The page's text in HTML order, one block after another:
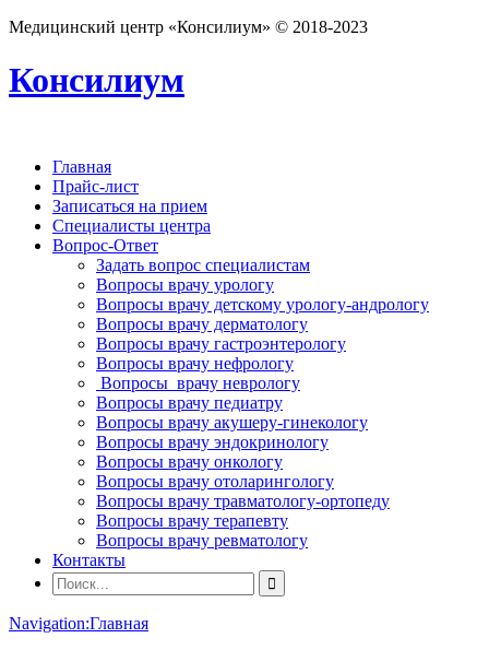
Медицинский центр «Консилиум» © 2018-2023
Консилиум
Главная
Прайс-лист
Записаться на прием
Специалисты центра
Вопрос-Ответ
Задать вопрос специалистам
Вопросы врачу урологу
Вопросы врачу детскому урологу-андрологу
Вопросы врачу дерматологу
Вопросы врачу гастроэнтерологу
Вопросы врачу нефрологу
Вопросы врачу неврологу
Вопросы врачу педиатру
Вопросы врачу акушеру-гинекологу
Вопросы врачу эндокринологу
Вопросы врачу онкологу
Вопросы врачу отоларингологу
Вопросы врачу травматологу-ортопеду
Вопросы врачу терапевту
Вопросы врачу ревматологу
Контакты
Navigation:Главная